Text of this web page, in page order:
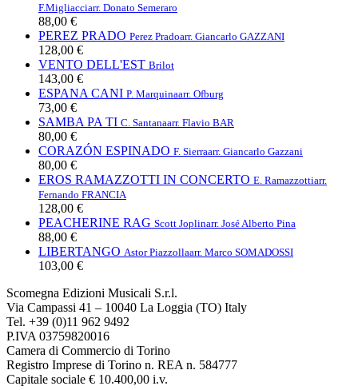
F.Migliacciarr. Donato Semeraro
88,00 €
PEREZ PRADO Perez Pradoarr. Giancarlo GAZZANI
128,00 €
VENTO DELL'EST Brilot
143,00 €
ESPANA CANI P. Marquinaarr. Ofburg
73,00 €
SAMBA PA TI C. Santanaarr. Flavio BAR
80,00 €
CORAZÓN ESPINADO F. Sierraarr. Giancarlo Gazzani
80,00 €
EROS RAMAZZOTTI IN CONCERTO E. Ramazzottiarr.
Fernando FRANCIA
128,00 €
PEACHERINE RAG Scott Joplinarr. José Alberto Pina
88,00 €
LIBERTANGO Astor Piazzollaarr. Marco SOMADOSSI
103,00 €
Scomegna Edizioni Musicali S.r.l.
Via Campassi 41 – 10040 La Loggia (TO) Italy
Tel. +39 (0)11 962 9492
P.IVA 03759820016
Camera di Commercio di Torino
Registro Imprese di Torino n. REA n. 584777
Capitale sociale € 10.400,00 i.v.